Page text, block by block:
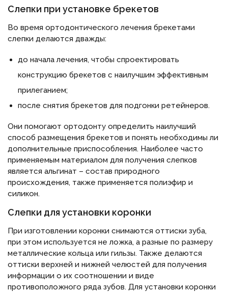
Слепки при установке брекетов
Во время ортодонтического лечения брекетами
слепки делаются дважды:
до начала лечения, чтобы спроектировать
конструкцию брекетов с наилучшим эффективным
прилеганием;
после снятия брекетов для подгонки ретейнеров.
Они помогают ортодонту определить наилучший
способ размещения брекетов и понять необходимы ли
дополнительные приспособления. Наиболее часто
применяемым материалом для получения слепков
является альгинат – состав природного
происхождения, также применяется полиэфир и
силикон.
Слепки для установки коронки
При изготовлении коронки снимаются оттиски зуба,
при этом используется не ложка, а разные по размеру
металлические кольца или гильзы. Также делаются
оттиски верхней и нижней челюстей для получения
информации о их соотношении и виде
противоположного ряда зубов. Для установки коронки